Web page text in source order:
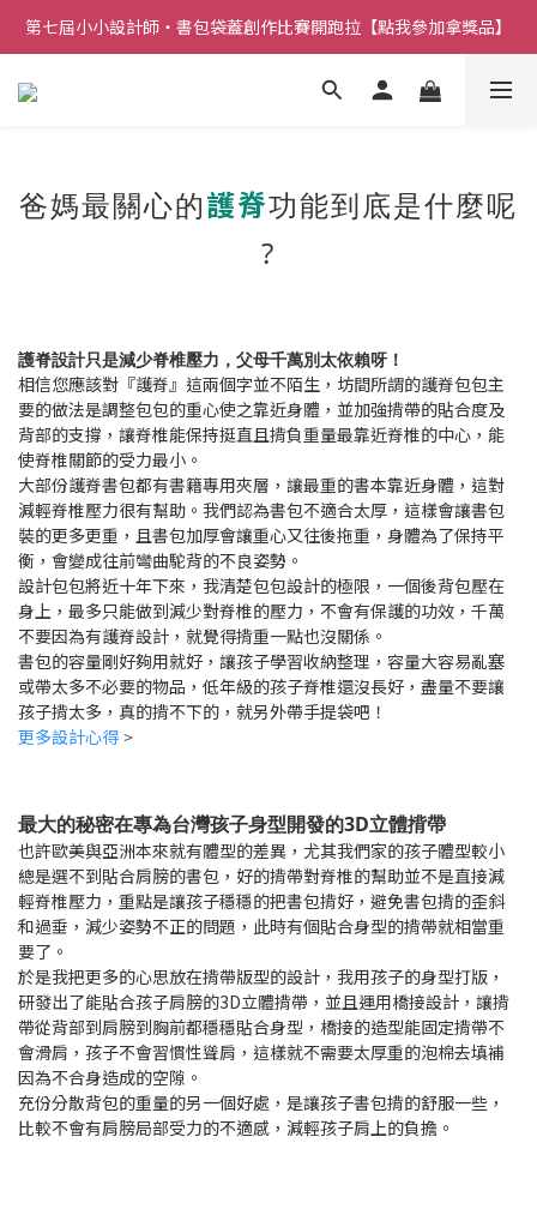
第七屆小小設計師・書包袋蓋創作比賽開跑拉【點我參加拿獎品】
爸媽最關心的護脊功能到底是什麼呢
?
護脊設計只是減少脊椎壓力，父母千萬別太依賴呀！
相信您應該對『護脊』這兩個字並不陌生，坊間所謂的護脊包包主
要的做法是調整包包的重心使之靠近身體，並加強揹帶的貼合度及
背部的支撐，讓脊椎能保持挺直且揹負重量最靠近脊椎的中心，能
使脊椎關節的受力最小。
大部份護脊書包都有書籍專用夾層，讓最重的書本靠近身體，這對
減輕脊椎壓力很有幫助。我們認為書包不適合太厚，這樣會讓書包
裝的更多更重，且書包加厚會讓重心又往後拖重，身體為了保持平
衡，會變成往前彎曲駝背的不良姿勢。
設計包包將近十年下來，我清楚包包設計的極限，一個後背包壓在
身上，最多只能做到減少對脊椎的壓力，不會有保護的功效，千萬
不要因為有護脊設計，就覺得揹重一點也沒關係。
書包的容量剛好夠用就好，讓孩子學習收納整理，容量大容易亂塞
或帶太多不必要的物品，低年級的孩子脊椎還沒長好，盡量不要讓
孩子揹太多，真的揹不下的，就另外帶手提袋吧！
更多設計心得 >
最大的秘密在專為台灣孩子身型開發的3D立體揹帶
也許歐美與亞洲本來就有體型的差異，尤其我們家的孩子體型較小
總是選不到貼合肩膀的書包，好的揹帶對脊椎的幫助並不是直接減
輕脊椎壓力，重點是讓孩子穩穩的把書包揹好，避免書包揹的歪斜
和過垂，減少姿勢不正的問題，此時有個貼合身型的揹帶就相當重
要了。
於是我把更多的心思放在揹帶版型的設計，我用孩子的身型打版，
研發出了能貼合孩子肩膀的3D立體揹帶，並且運用橋接設計，讓揹
帶從背部到肩膀到胸前都穩穩貼合身型，橋接的造型能固定揹帶不
會滑肩，孩子不會習慣性聳肩，這樣就不需要太厚重的泡棉去填補
因為不合身造成的空隙。
充份分散背包的重量的另一個好處，是讓孩子書包揹的舒服一些，
比較不會有肩膀局部受力的不適感，減輕孩子肩上的負擔。